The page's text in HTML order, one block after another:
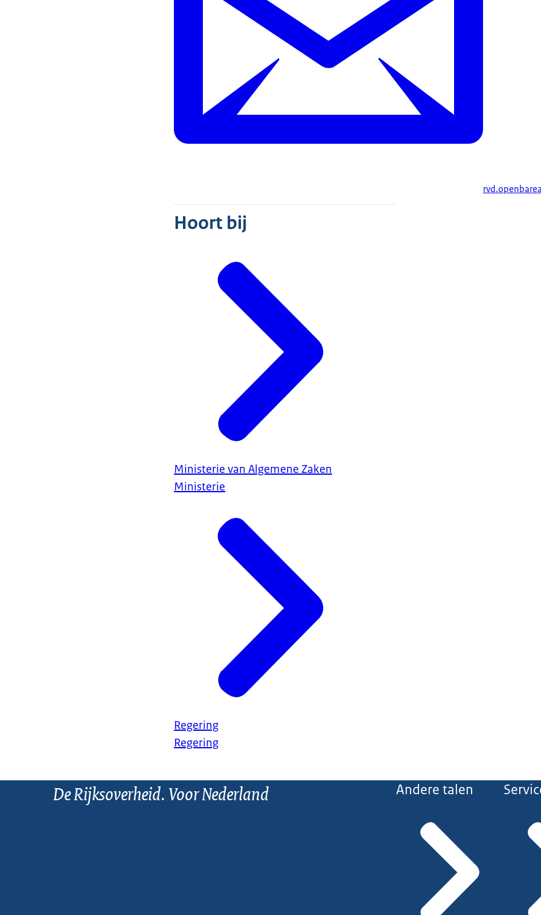
Hoort bij
Ministerie van Algemene Zaken
Ministerie
Regering
Regering
De Rijksoverheid. Voor Nederland Andere talen